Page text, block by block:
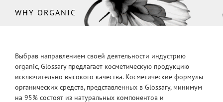
WHY ORGANIC
Выбрав направлением своей деятельности индустрию
organic, Glossary предлагает косметическую продукцию
исключительно высокого качества. Косметические формулы
органических средств, представленных в Glossary, минимум
на 95% состоят из натуральных компонентов и